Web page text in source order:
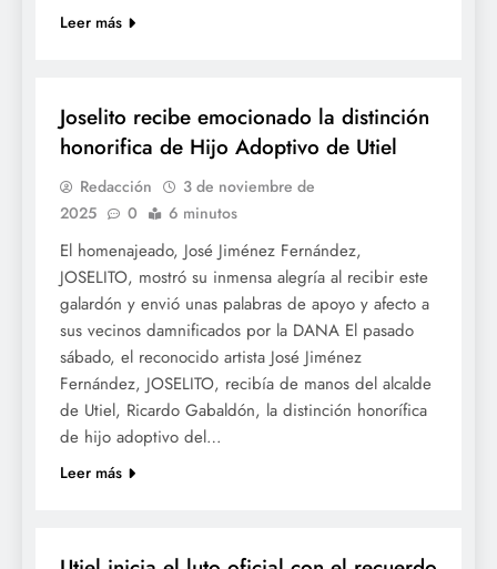
Leer más
Joselito recibe emocionado la distinción
honorifica de Hijo Adoptivo de Utiel
Redacción
3 de noviembre de
2025
0 6 minutos
El homenajeado, José Jiménez Fernández,
JOSELITO, mostró su inmensa alegría al recibir este
galardón y envió unas palabras de apoyo y afecto a
sus vecinos damnificados por la DANA El pasado
sábado, el reconocido artista José Jiménez
Fernández, JOSELITO, recibía de manos del alcalde
de Utiel, Ricardo Gabaldón, la distinción honorífica
de hijo adoptivo del…
Leer más